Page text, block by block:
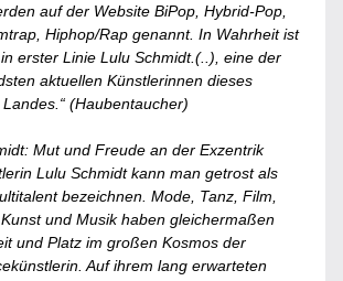
auf der Website BiPop, Hybrid-Pop,
Hiphop/Rap genannt. In Wahrheit ist
erster Linie Lulu Schmidt.(..), eine der
aktuellen Künstlerinnen dieses
Landes.“ (Haubentaucher)
Mut und Freude an der Exzentrik
Lulu Schmidt kann man getrost als
bezeichnen. Mode, Tanz, Film,
und Musik haben gleichermaßen
und Platz im großen Kosmos der
Auf ihrem lang erwarteten